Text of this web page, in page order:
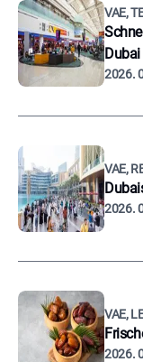
VAE,
Dubai
2026.
VAE,
2026.
VAE,
2026.